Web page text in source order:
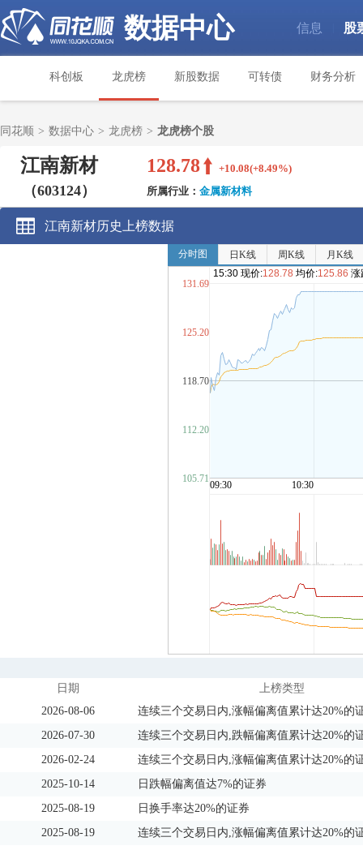
数据中心 信息 股
科创板 龙虎榜 新股数据 可转债 财务分析
同花顺 > 数据中心 > 龙虎榜 > 龙虎榜个股
江南新材
（603124）
128.78
+10.08(+8.49%)
所属行业： 金属新材料
江南新材历史上榜数据
日期
上榜类型
2026-08-06
连续三个交易日内,涨幅偏离值累计达20%的
2026-07-30
连续三个交易日内,跌幅偏离值累计达20%的
2026-02-24
连续三个交易日内,涨幅偏离值累计达20%的
2025-10-14
日跌幅偏离值达7%的证券
2025-08-19
日换手率达20%的证券
2025-08-19
连续三个交易日内,涨幅偏离值累计达20%的